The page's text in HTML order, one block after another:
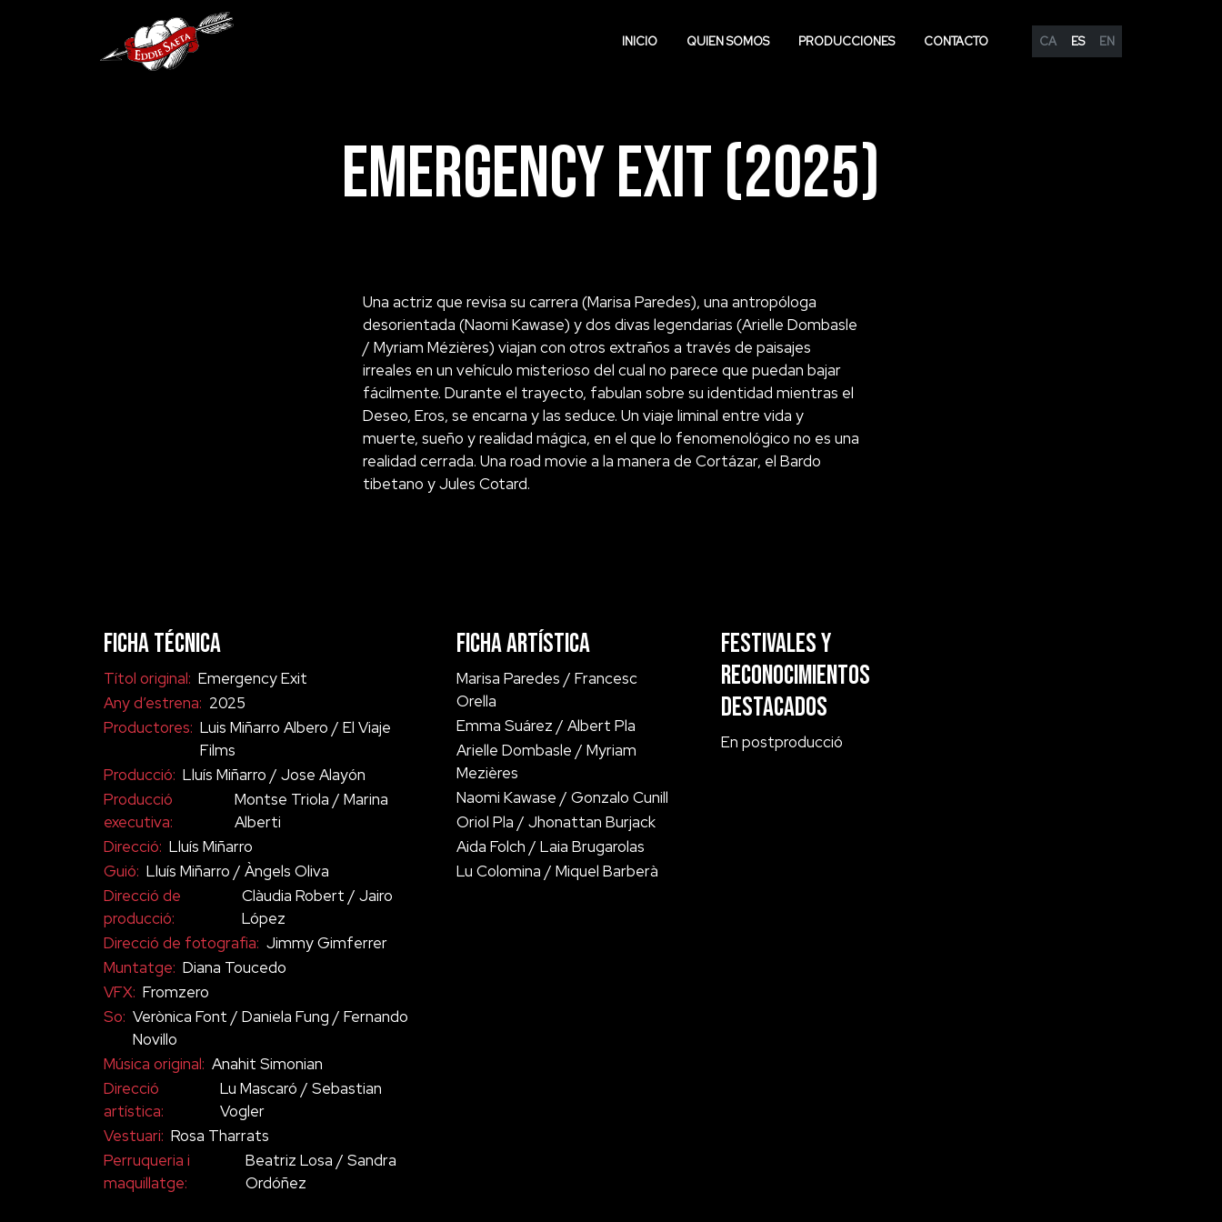
INICIO QUIEN SOMOS PRODUCCIONES CONTACTO CA ES EN
Emergency Exit (2025)
Una actriz que revisa su carrera (Marisa Paredes), una antropóloga
desorientada (Naomi Kawase) y dos divas legendarias (Arielle Dombasle
/ Myriam Mézières) viajan con otros extraños a través de paisajes
irreales en un vehículo misterioso del cual no parece que puedan bajar
fácilmente. Durante el trayecto, fabulan sobre su identidad mientras el
Deseo, Eros, se encarna y las seduce. Un viaje liminal entre vida y
muerte, sueño y realidad mágica, en el que lo fenomenológico no es una
realidad cerrada. Una road movie a la manera de Cortázar, el Bardo
tibetano y Jules Cotard.
Ficha técnica
Títol original: Emergency Exit
Any d’estrena: 2025
Productores: Luis Miñarro Albero / El Viaje
Films
Producció: Lluís Miñarro / Jose Alayón
Producció
executiva:
Montse Triola / Marina
Alberti
Direcció: Lluís Miñarro
Guió: Lluís Miñarro / Àngels Oliva
Direcció de
producció:
Clàudia Robert / Jairo
López
Direcció de fotografia: Jimmy Gimferrer
Muntatge: Diana Toucedo
VFX: Fromzero
So: Verònica Font / Daniela Fung / Fernando
Novillo
Música original: Anahit Simonian
Direcció
artística:
Lu Mascaró / Sebastian
Vogler
Vestuari: Rosa Tharrats
Perruqueria i
maquillatge:
Beatriz Losa / Sandra
Ordóñez
Ficha ARTÍSTICA
Marisa Paredes / Francesc
Orella
Emma Suárez / Albert Pla
Arielle Dombasle / Myriam
Mezières
Naomi Kawase / Gonzalo Cunill
Oriol Pla / Jhonattan Burjack
Aida Folch / Laia Brugarolas
Lu Colomina / Miquel Barberà
Festivales y
Reconocimientos
Destacados
En postproducció